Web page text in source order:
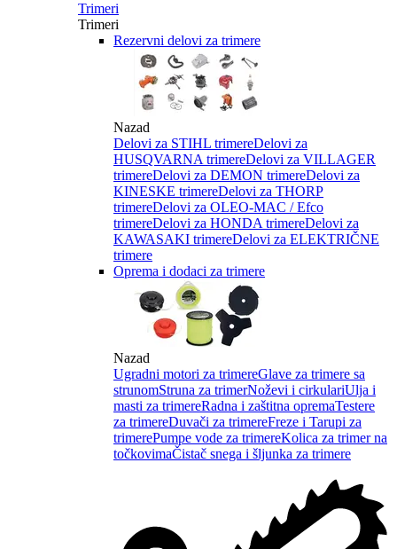
Trimeri
Trimeri
Rezervni delovi za trimere
Nazad
Delovi za STIHL trimereDelovi za
HUSQVARNA trimereDelovi za VILLAGER
trimereDelovi za DEMON trimereDelovi za
KINESKE trimereDelovi za THORP
trimereDelovi za OLEO-MAC / Efco
trimereDelovi za HONDA trimereDelovi za
KAWASAKI trimereDelovi za ELEKTRIČNE
trimere
Oprema i dodaci za trimere
Nazad
Ugradni motori za trimereGlave za trimere sa
strunomStruna za trimerNoževi i cirkulariUlja i
masti za trimereRadna i zaštitna opremaTestere
za trimereDuvači za trimereFreze i Tarupi za
trimerePumpe vode za trimereKolica za trimer na
točkovimaČistač snega i šljunka za trimere